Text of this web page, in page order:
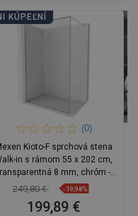
KÚPEĽNÍ
(0)
Kioto-F sprchová stena
in s rámom 55 x 202 cm,
8 mm, chróm -
800-055-104-01-00
249,80 € -19,98%
199,89 €